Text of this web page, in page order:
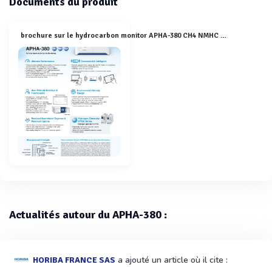
brochure sur le hydrocarbon monitor APHA-380 CH4 NMHC THC
Actualités autour du APHA-380 :
HORIBA FRANCE SAS a ajouté un article où il cite :